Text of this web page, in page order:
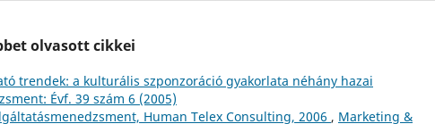
olvasott cikkei
trendek: a kulturális szponzoráció gyakorlata néhány hazai
Évf. 39 szám 6 (2005)
Human Telex Consulting, 2006 , Marketing &